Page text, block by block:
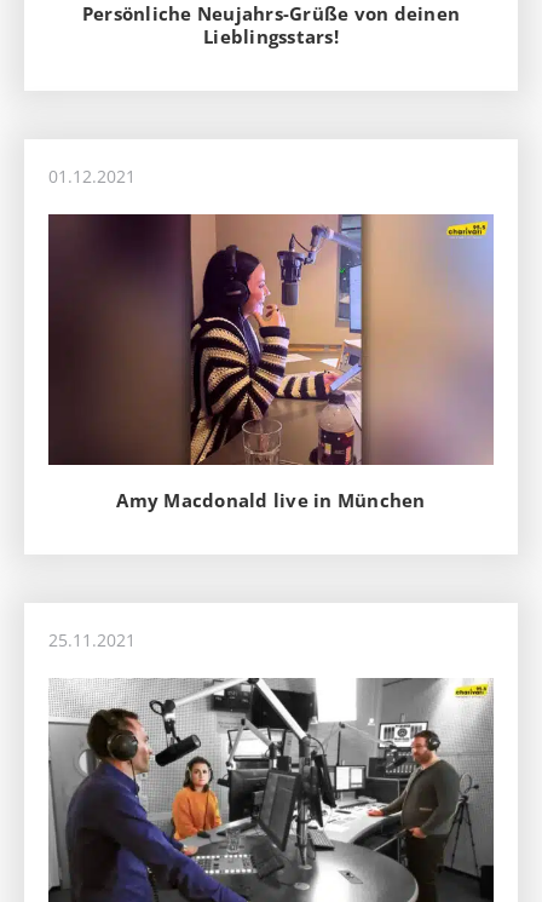
Persönliche Neujahrs-Grüße von deinen
Lieblingsstars!
01.12.2021
Amy Macdonald live in München
25.11.2021